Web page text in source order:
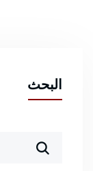
البحث